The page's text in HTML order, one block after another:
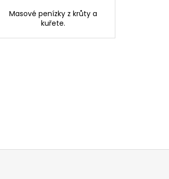
Masové penízky z krůty a
kuřete.